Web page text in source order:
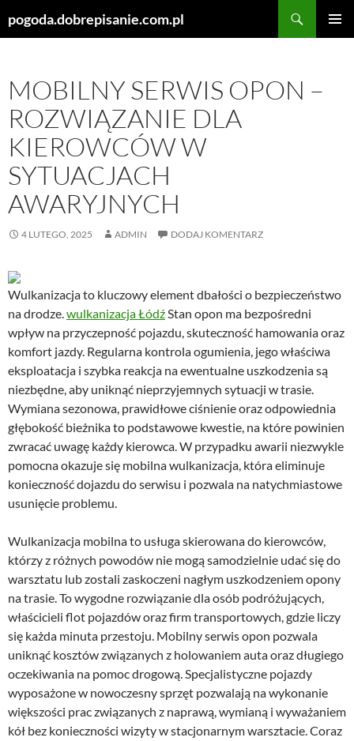
pogoda.dobrepisanie.com.pl
MOBILNY SERWIS OPON –
ROZWIĄZANIE DLA
KIEROWCÓW W
SYTUACJACH
AWARYJNYCH
4 LUTEGO, 2025 ADMIN DODAJ KOMENTARZ
Wulkanizacja to kluczowy element dbałości o bezpieczeństwo
na drodze.wulkanizacja ŁódźStan opon ma bezpośredni
wpływ na przyczepność pojazdu, skuteczność hamowania oraz
komfort jazdy. Regularna kontrola ogumienia, jego właściwa
eksploatacja i szybka reakcja na ewentualne uszkodzenia są
niezbędne, aby uniknąć nieprzyjemnych sytuacji w trasie.
Wymiana sezonowa, prawidłowe ciśnienie oraz odpowiednia
głębokość bieżnika to podstawowe kwestie, na które powinien
zwracać uwagę każdy kierowca. W przypadku awarii niezwykle
pomocna okazuje się mobilna wulkanizacja, która eliminuje
konieczność dojazdu do serwisu i pozwala na natychmiastowe
usunięcie problemu.
Wulkanizacja mobilna to usługa skierowana do kierowców,
którzy z różnych powodów nie mogą samodzielnie udać się do
warsztatu lub zostali zaskoczeni nagłym uszkodzeniem opony
na trasie. To wygodne rozwiązanie dla osób podróżujących,
właścicieli flot pojazdów oraz firm transportowych, gdzie liczy
się każda minuta przestoju. Mobilny serwis opon pozwala
uniknąć kosztów związanych z holowaniem auta oraz długiego
oczekiwania na pomoc drogową. Specjalistyczne pojazdy
wyposażone w nowoczesny sprzęt pozwalają na wykonanie
większości prac związanych z naprawą, wymianą i wyważaniem
kół bez konieczności wizyty w stacjonarnym warsztacie. Coraz